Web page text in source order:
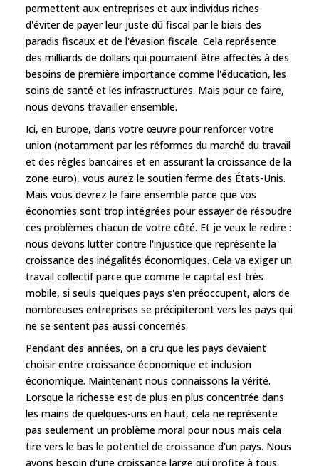
permettent aux entreprises et aux individus riches
d'éviter de payer leur juste dû fiscal par le biais des
paradis fiscaux et de l'évasion fiscale. Cela représente
des milliards de dollars qui pourraient être affectés à des
besoins de première importance comme l'éducation, les
soins de santé et les infrastructures. Mais pour ce faire,
nous devons travailler ensemble.
Ici, en Europe, dans votre œuvre pour renforcer votre
union (notamment par les réformes du marché du travail
et des règles bancaires et en assurant la croissance de la
zone euro), vous aurez le soutien ferme des États-Unis.
Mais vous devrez le faire ensemble parce que vos
économies sont trop intégrées pour essayer de résoudre
ces problèmes chacun de votre côté. Et je veux le redire :
nous devons lutter contre l'injustice que représente la
croissance des inégalités économiques. Cela va exiger un
travail collectif parce que comme le capital est très
mobile, si seuls quelques pays s'en préoccupent, alors de
nombreuses entreprises se précipiteront vers les pays qui
ne se sentent pas aussi concernés.
Pendant des années, on a cru que les pays devaient
choisir entre croissance économique et inclusion
économique. Maintenant nous connaissons la vérité.
Lorsque la richesse est de plus en plus concentrée dans
les mains de quelques-uns en haut, cela ne représente
pas seulement un problème moral pour nous mais cela
tire vers le bas le potentiel de croissance d'un pays. Nous
avons besoin d'une croissance large qui profite à tous.